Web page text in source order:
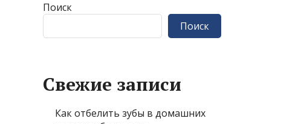
Поиск
Поиск
Свежие записи
Как отбелить зубы в домашних